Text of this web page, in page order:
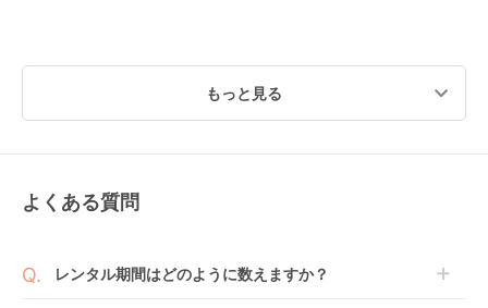
もっと見る
よくある質問
レンタル期間はどのように数えますか？